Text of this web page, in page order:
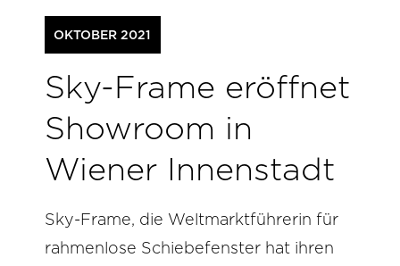
OKTOBER 2021
Sky-Frame eröffnet
Showroom in
Wiener Innenstadt
Sky-Frame, die Weltmarktführerin für
rahmenlose Schiebefenster hat ihren